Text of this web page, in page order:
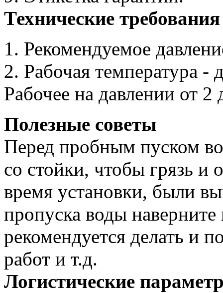
Технические требования
1. Рекомендуемое
2. Рабочая температура -
Рабочее на давлении от
Полезные советы
Перед пробным пуском
со стойки, чтобы грязь и
время установки, были
пропуска воды
рекомендуется делать и
работ и т.д.
Логистические